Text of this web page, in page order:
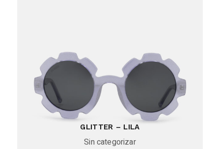
GLITTER – LILA
Sin categorizar